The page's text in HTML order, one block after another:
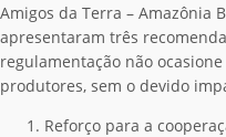
Amigos da Terra – Amazônia
apresentaram três
regulamentação não
produtores, sem o devido
Reforço para a